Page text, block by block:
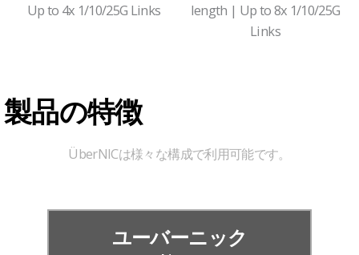
Up to 4x 1/10/25G Links
length | Up to 8x 1/10/25G
Links
製品の特徴
ÜberNICは様々な構成で利用可能です。
ユーバーニック